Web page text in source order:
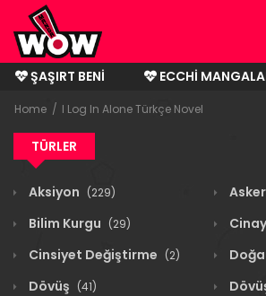
ŞAŞIRT BENI
ECCHI
BITMIŞ MANGALAR
Home I Log In Alone Türkçe Novel
TÜRLER
Aksiyon (229)
Bilim Kurgu (29)
Cinsiyet Değiştirme (2)
Dövüş (41)